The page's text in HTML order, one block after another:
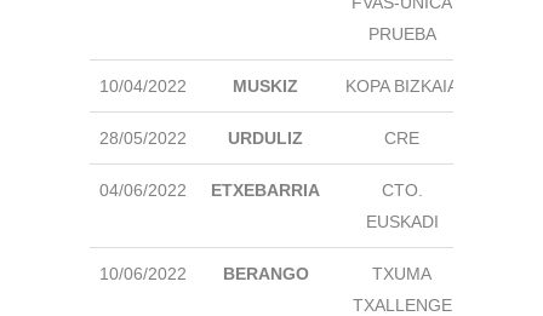
PRUEBA
10/04/2022 MUSKIZ KOPA BIZKAIA
28/05/2022 URDULIZ CRE
04/06/2022 ETXEBARRIA
CTO.
EUSKADI
10/06/2022 BERANGO
TXUMA
TXALLENGE